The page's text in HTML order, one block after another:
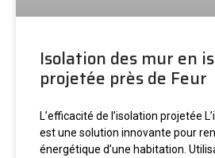
Isolation des mur en
projetée près de Feur
L’efficacité de l’isolation projetée
est une solution innovante pour
énergétique d’une habitation.